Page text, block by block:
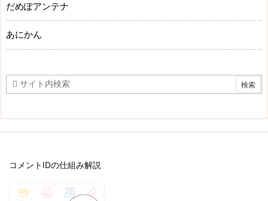
だめぽアンテナ
あにかん
コメントIDの仕組み解説